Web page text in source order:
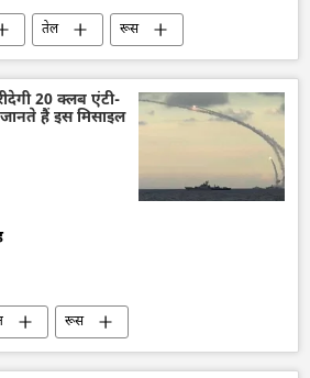
तेल
रूस
मंगोलिया
20 क्लब एंटी-
हैं इस मिसाइल
रूस
सुरक्षा